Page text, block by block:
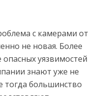
с камерами от
не новая. Более
уязвимостей
знают уже не
тогда большинство